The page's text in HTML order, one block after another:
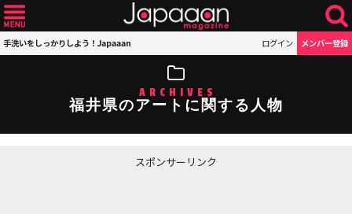
手洗いをしっかりしよう！Japaaan ログイン メンバー登録
ARCHIVES
福井県のアートに関する人物
スポンサーリンク